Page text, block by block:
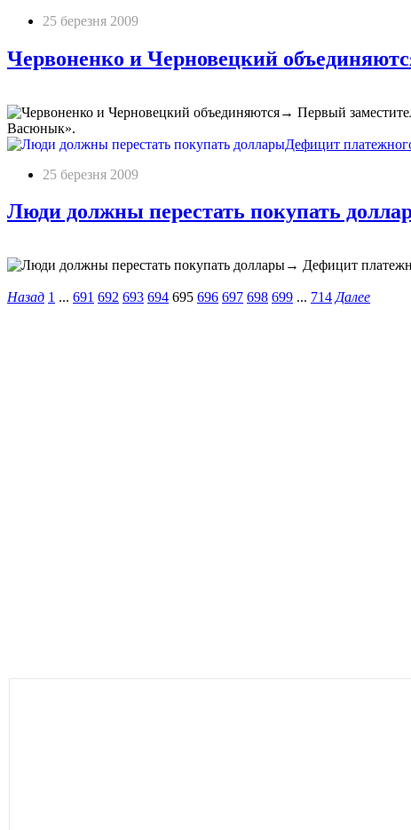
25 березня 2009
Червоненко и Черновецкий
→ Первый
Васюнык».
Дефицит
25 березня 2009
Люди должны перестать покупать
→ Дефицит
Назад 1 ... 691 692 693 694 695 696 697 698 699 ... 714 Далее